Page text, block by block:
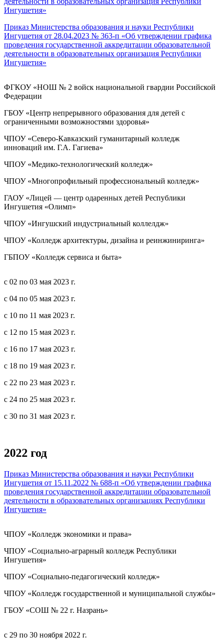
Ингушетия»
Приказ Министерства образования и науки Республики
Ингушетия от 28.04.2023 № 363-п «Об утверждении графика
проведения государственной аккредитации образовательной
деятельности в образовательных организация Республики
Ингушетия»
ФГКОУ «НОШ № 2 войск национальной гвардии Российской
Федерации
ГБОУ «Центр непрерывного образования для детей с
ограниченными возможностями здоровья»
ЧПОУ «Северо-Кавказский гуманитарный колледж
инноваций им. Г.А. Гагиева»
ЧПОУ «Медико-технологический колледж»
ЧПОУ «Многопрофильный профессиональный колледж»
ГАОУ «Лицей — центр одаренных детей Республики
Ингушетия «Олимп»
ЧПОУ «Ингушский индустриальный коллелдж»
ЧПОУ «Колледж архитектуры, дизайна и реинжиниринга»
ГБПОУ «Колледж сервиса и быта»
с 02 по 03 мая 2023 г.
с 04 по 05 мая 2023 г.
с 10 по 11 мая 2023 г.
с 12 по 15 мая 2023 г.
с 16 по 17 мая 2023 г.
с 18 по 19 мая 2023 г.
с 22 по 23 мая 2023 г.
с 24 по 25 мая 2023 г.
с 30 по 31 мая 2023 г.
2022 год
Приказ Министерства образования и науки Республики
Ингушетия от 15.11.2022 № 688-п «Об утверждении графика
проведения государственной аккредитации образовательной
деятельности в образовательных организациях Республики
Ингушетия»
ЧПОУ «Колледж экономики и права»
ЧПОУ «Социально-аграрный колледж Республики
Ингушетия»
ЧПОУ «Социально-педагогический колледж»
ЧПОУ «Колледж государственной и муниципальной службы»
ГБОУ «СОШ № 22 г. Назрань»
с 29 по 30 ноября 2022 г.